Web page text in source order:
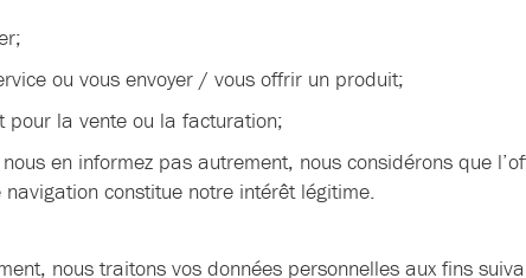
ou vous envoyer / vous offrir un produit;
pour la vente ou la facturation;
en informez pas autrement, nous considérons que
constitue notre intérêt légitime.
nous traitons vos données personnelles aux fins